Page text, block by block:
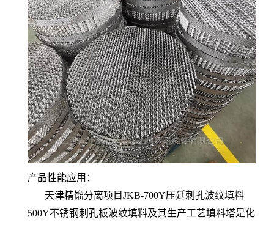
产品性能应用：
天津精馏分离项目JKB-700Y压延刺孔波纹填料
500Y不锈钢刺孔板波纹填料及其生产工艺填料塔是化